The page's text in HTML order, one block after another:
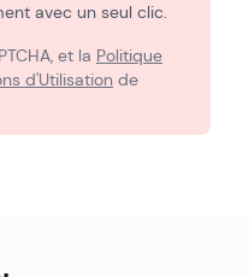
avec un seul clic.
et la Politique
d'Utilisation de